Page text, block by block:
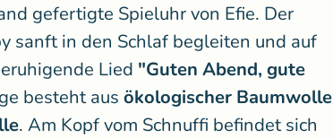
gefertigte Spieluhr von Efie. Der
sanft in den Schlaf begleiten und auf
Lied "Guten Abend, gute
besteht aus ökologischer Baumwolle
. Am Kopf vom Schnuffi befindet sich